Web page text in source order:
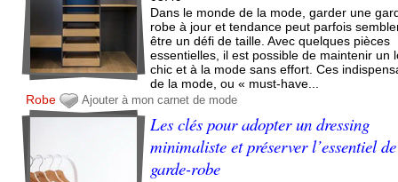
Dans le monde de la mode, garder une
robe à jour et tendance peut parfois
être un défi de taille. Avec quelques pièces
essentielles, il est possible de maintenir un
chic et à la mode sans effort. Ces
de la mode, ou « must-have...
Robe
Ajouter à mon carnet de mode
Les clés pour adopter un dressing
minimaliste et préserver l’essentiel
garde-robe